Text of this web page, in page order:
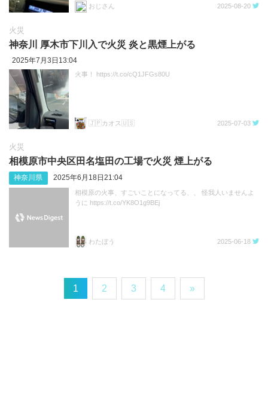
おじさん 2025-08-20
火災
神奈川 厚木市下川入で火災 炎と黒煙上がる
2025年7月3日13:04
火事！ https://t.co/cQ1JFGs80U
🇯🇵カオス🇺🇸 2025-07-03
火災
相模原市中央区田名塩田の工場で火災 煙上がる
神奈川県 2025年6月18日21:04
相模原の火事、すごいことになってる、、 怪我人いませんよ
うに https://t.co/YK8O1g9BEj
わたぼう 2025-06-18
1 2 3 4 »